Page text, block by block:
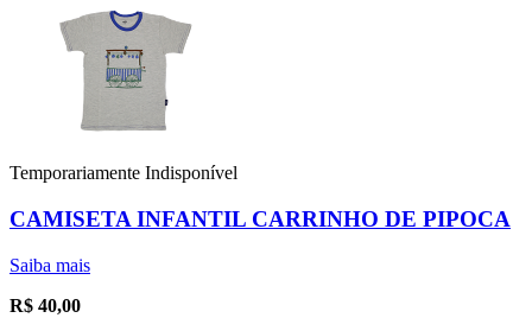
Temporariamente Indisponível
CAMISETA INFANTIL CARRINHO DE PIPOCA
Saiba mais
R$ 40,00